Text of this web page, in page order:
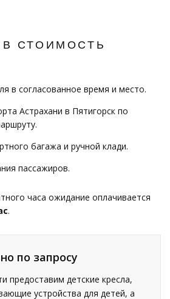
СТОИМОСТЬ
в согласованное время и место.
Астрахани в Пятигорск по
багажа и ручной клади.
пассажиров.
часа ожидание оплачивается
.
по запросу
предоставим детские кресла,
устройства для детей, а